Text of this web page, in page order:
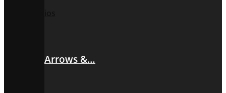
Arrows &…